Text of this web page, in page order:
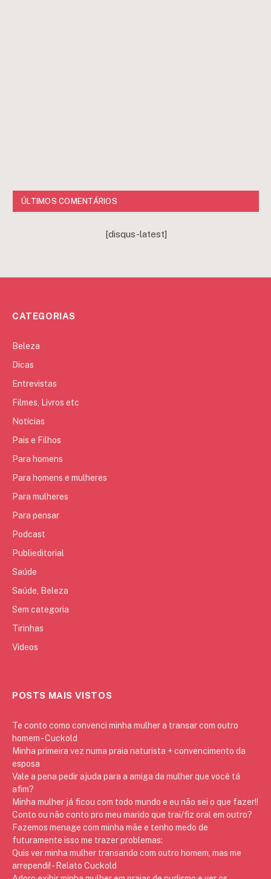
ÚLTIMOS COMENTÁRIOS
[disqus-latest]
CATEGORIAS
Beleza
Dicas
Entrevistas
Filmes, Livros etc
Notícias
Pais e Filhos
Para homens
Para homens e mulheres
Para mulheres
Para pensar
Podcast
Publieditorial
Saúde
Saúde, Beleza
Sem categoria
Tirinhas
Vídeos
POSTS MAIS VISTOS
Te conto como convenci minha mulher a transar com outro
homem - Cuckold
Minha primeira vez numa praia naturista + convencimento da
esposa
Vale a pena pedir ajuda para a amiga da mulher que você tá
afim?
Minha mulher já ficou com todo mundo e eu não sei o que fazer!!
Conto ou não conto pro meu marido que trai/fiz oral em outro?
Fazemos menage com minha mãe e tenho medo de
futuramente isso me trazer problemas:
Quis ver minha mulher transando com outro homem, mas me
arrependi! - Relato Cuckold